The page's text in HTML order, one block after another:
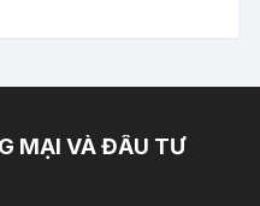
MẠI VÀ ĐẦU TƯ